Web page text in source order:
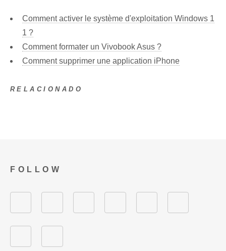
Comment activer le système d'exploitation Windows 1
1 ?
Comment formater un Vivobook Asus ?
Comment supprimer une application iPhone
RELACIONADO
FOLLOW